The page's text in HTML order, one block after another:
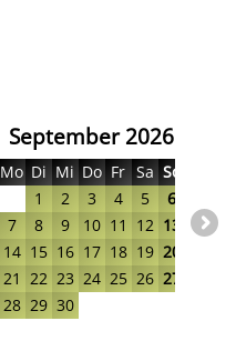
September 2026
Mo Di Mi Do Fr Sa So
1
2 3 4 5
6
7
8 9 10 11 12 13
14 15 16 17 18 19 20
21 22 23 24 25 26 27
28 29 30
5